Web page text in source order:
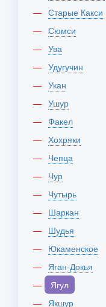
Старые Какси
Сюмси
Ува
Удугучин
Укан
Ушур
Факел
Хохряки
Чепца
Чур
Чутырь
Шаркан
Шудья
Юкаменское
Яган-Докья
Ягул
Якшур